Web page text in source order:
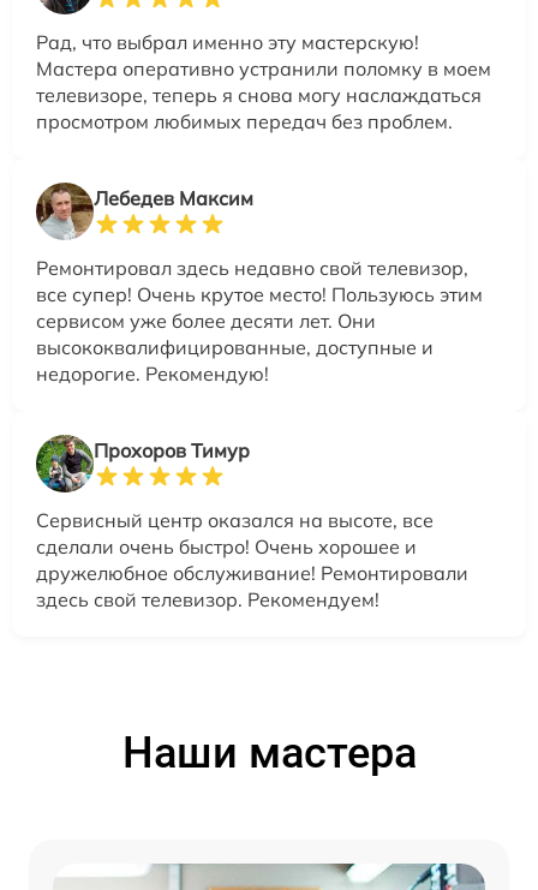
Рад, что выбрал именно эту мастерскую!
Мастера оперативно устранили поломку в моем
телевизоре, теперь я снова могу наслаждаться
просмотром любимых передач без проблем.
Лебедев Максим
Ремонтировал здесь недавно свой телевизор,
все супер! Очень крутое место! Пользуюсь этим
сервисом уже более десяти лет. Они
высококвалифицированные, доступные и
недорогие. Рекомендую!
Прохоров Тимур
Сервисный центр оказался на высоте, все
сделали очень быстро! Очень хорошее и
дружелюбное обслуживание! Ремонтировали
здесь свой телевизор. Рекомендуем!
Наши мастера